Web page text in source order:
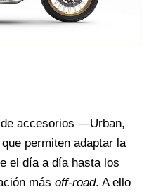
accesorios —Urban,
permiten adaptar la
el día a día hasta los
más off-road. A ello